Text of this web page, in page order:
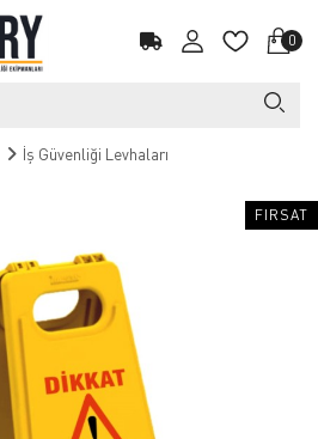
0
İş Güvenliği Levhaları
FIRSAT